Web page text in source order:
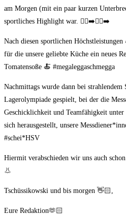
am Morgen (mit ein paar kurzen
sportliches Highlight war. 🏃‍♀‍➡🏃‍♂‍➡
Nach diesen sportlichen Höchstleistungen
für die unsere geliebte Küche ein neues
Tomatensoße 🍝 #megaleggaschmegga
Nachmittags wurde dann bei
Lagerolympiade gespielt, bei der die
Geschicklichkeit und Teamfähigkeit
sich herausgestellt, unsere
#schei*HSV
Hiermit verabschieden wir uns auch
👃
Tschüssikowski und bis morgen 👋🏻,
Eure Redaktion🫶🏻